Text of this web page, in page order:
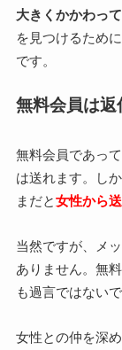
大きくかかわって
を見つけるため
です。
無料会員は
無料会員であっ
は送れます。し
まだと女性から
当然ですが、メ
ありません。無
も過言ではないで
女性との仲を深